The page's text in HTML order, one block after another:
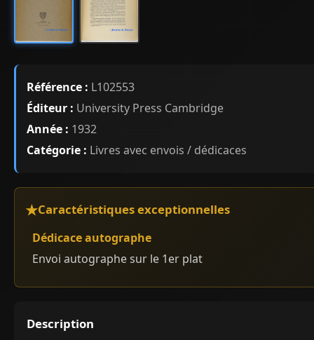
Référence : L102553
Éditeur : University Press Cambridge
Année : 1932
Catégorie : Livres avec envois / dédicaces
Caractéristiques exceptionnelles
Dédicace autographe
Envoi autographe sur le 1er plat
Description